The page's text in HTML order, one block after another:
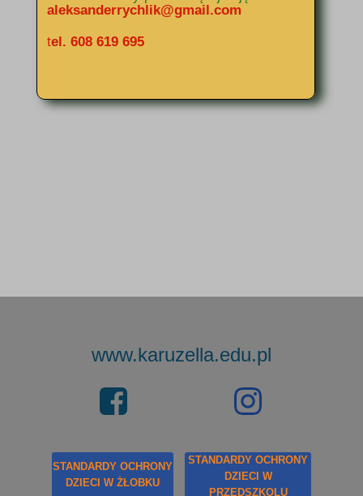
aleksanderrychlik@gmail.com
tel. 608 619 695
STANDARDY OCHRONY
DZIECI W
PRZEDSZKOLU
STANDARDY OCHRONY
DZIECI W ŻŁOBKU
www.karuzella.edu.pl